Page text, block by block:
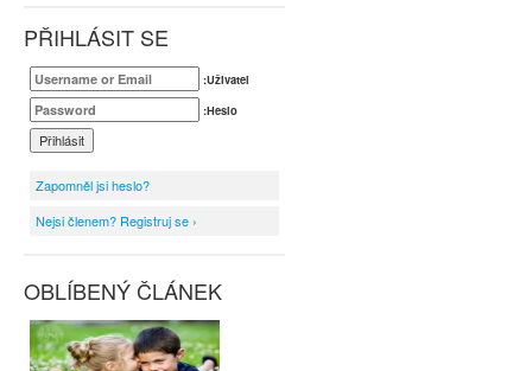
PŘIHLÁSIT SE
:Uživatel
:Heslo
Zapomněl jsi heslo?
Nejsi členem? Registruj se ›
OBLÍBENÝ ČLÁNEK